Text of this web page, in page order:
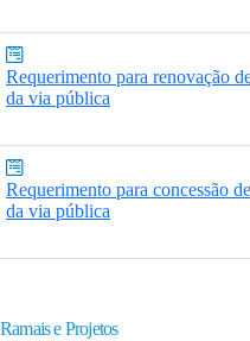
Requerimento para renovação
da via pública
Requerimento para concessão
da via pública
Ramais e Projetos